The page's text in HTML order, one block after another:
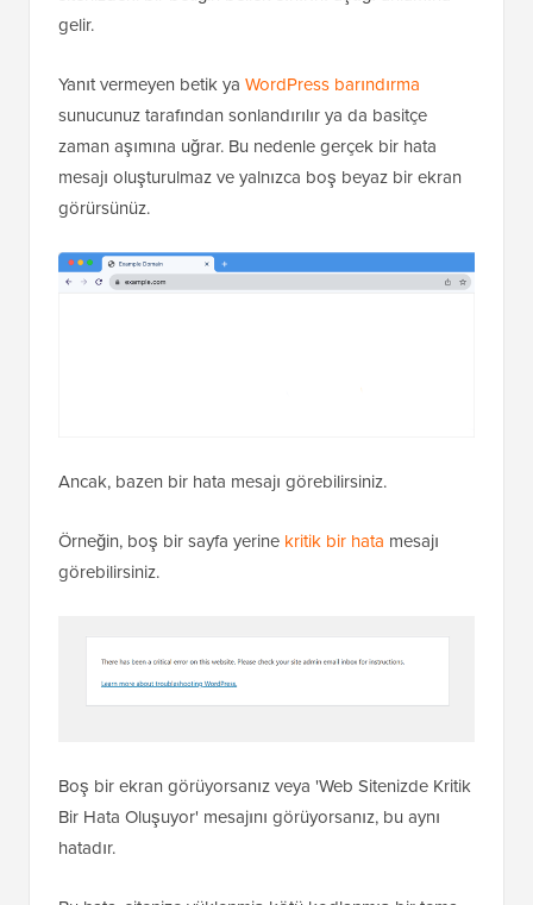
gelir.
Yanıt vermeyen betik ya WordPress barındırma
sunucunuz tarafından sonlandırılır ya da basitçe
zaman aşımına uğrar. Bu nedenle gerçek bir hata
mesajı oluşturulmaz ve yalnızca boş beyaz bir ekran
görürsünüz.
Ancak, bazen bir hata mesajı görebilirsiniz.
Örneğin, boş bir sayfa yerine kritik bir hata mesajı
görebilirsiniz.
Boş bir ekran görüyorsanız veya 'Web Sitenizde Kritik
Bir Hata Oluşuyor' mesajını görüyorsanız, bu aynı
hatadır.